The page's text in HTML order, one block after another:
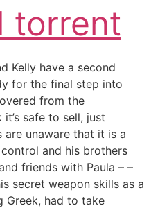
torrent
Kelly have a second
for the final step into
from the
safe to sell, just
are unaware that it is a
and his brothers
friends with Paula – –
secret weapon skills as a
Greek, had to take